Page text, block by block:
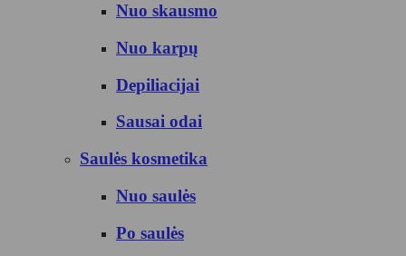
Nuo skausmo
Nuo karpų
Depiliacijai
Sausai odai
Saulės kosmetika
Nuo saulės
Po saulės